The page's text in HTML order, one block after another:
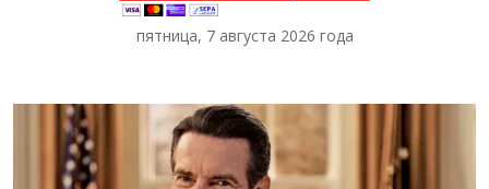
пятница, 7 августа 2026 года